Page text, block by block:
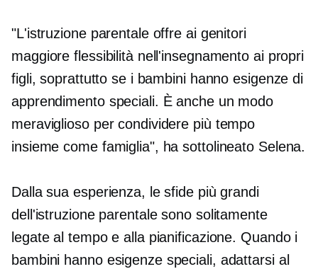
"L'istruzione parentale offre ai genitori
maggiore flessibilità nell'insegnamento ai propri
figli, soprattutto se i bambini hanno esigenze di
apprendimento speciali. È anche un modo
meraviglioso per condividere più tempo
insieme come famiglia", ha sottolineato Selena.
Dalla sua esperienza, le sfide più grandi
dell'istruzione parentale sono solitamente
legate al tempo e alla pianificazione. Quando i
bambini hanno esigenze speciali, adattarsi al